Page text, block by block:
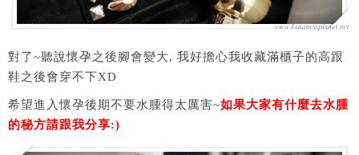
對了~聽說懷孕之後腳會變大, 我好擔心我收藏滿櫃子的高跟
鞋之後會穿不下XD
希望進入懷孕後期不要水腫得太厲害~如果大家有什麼去水腫
的秘方請跟我分享:)